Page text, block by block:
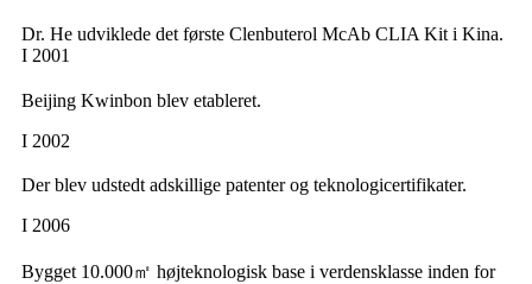
Dr. He udviklede det første Clenbuterol McAb CLIA Kit i Kina.
I 2001
Beijing Kwinbon blev etableret.
I 2002
Der blev udstedt adskillige patenter og teknologicertifikater.
I 2006
Bygget 10.000㎡ højteknologisk base i verdensklasse inden for